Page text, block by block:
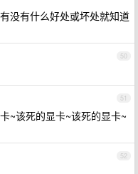
没有什么好处或坏处就知道
50
51
~该死的显卡~该死的显卡~
52